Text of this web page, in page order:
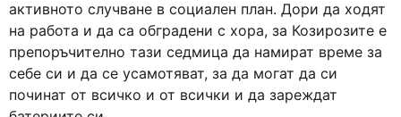
активното случване в социален план. Дори да ходят
на работа и да са обградени с хора, за Козирозите е
препоръчително тази седмица да намират време за
себе си и да се усамотяват, за да могат да си
починат от всичко и от всички и да зареждат